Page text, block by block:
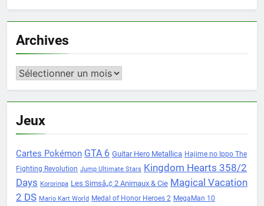
Archives
Archives
Jeux
Cartes Pokémon GTA 6 Guitar Hero Metallica Hajime no Ippo The
Fighting Revolution Jump Ultimate Stars Kingdom Hearts 358/2
Days Kororinpa Les Simsâ„¢ 2 Animaux & Cie Magical Vacation
2 DS Mario Kart World Medal of Honor Heroes 2 MegaMan 10